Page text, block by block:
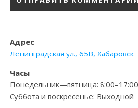
Адрес
Ленинградская ул., 65В, Хабаровск
Часы
Понедельник—пятница: 8:00–17:00
Суббота и воскресенье: Выходной